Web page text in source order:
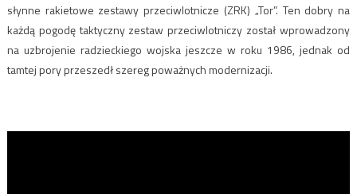
słynne rakietowe zestawy przeciwlotnicze (ZRK) „Tor”. Ten dobry na
każdą pogodę taktyczny zestaw przeciwlotniczy został wprowadzony
na uzbrojenie radzieckiego wojska jeszcze w roku 1986, jednak od
tamtej pory przeszedł szereg poważnych modernizacji.